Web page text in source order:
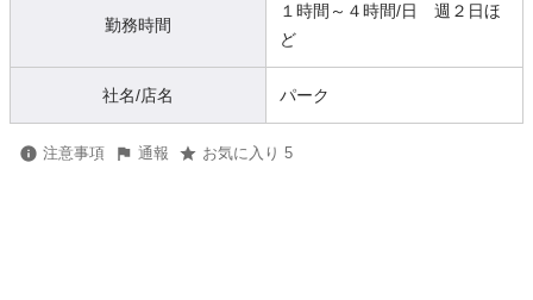
勤務時間
１時間～４時間/日 週２日ほ
ど
社名/店名 パーク
注意事項 通報 お気に入り 5